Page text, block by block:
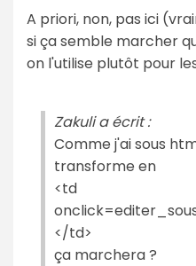
A priori, non, pas ici
si ça semble marcher
on l'utilise plutôt pour
Zakuli a écrit :
Comme j'ai sous
transforme en
<td
</td>
ça marchera ?